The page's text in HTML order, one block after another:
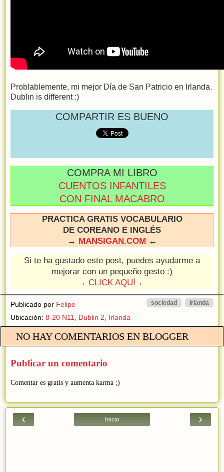
Problablemente, mi mejor Día de San Patricio en Irlanda.
Dublin is different :)
COMPARTIR ES BUENO
COMPRA MI LIBRO
CUENTOS INFANTILES
CON FINAL MACABRO
PRACTICA GRATIS VOCABULARIO
DE COREANO E INGLÉS
→ MANSIGAN.COM ←
Si te ha gustado este post, puedes ayudarme a
mejorar con un pequeño gesto :)
→ CLICK AQUÍ ←
Publicado por Felipe Irlanda
sociedad
Ubicación: 8-20 N11, Dublin 2, Irlanda
NO HAY COMENTARIOS EN BLOGGER
Publicar un comentario
Comentar es gratis y aumenta karma ;)
‹ ›
Inicio